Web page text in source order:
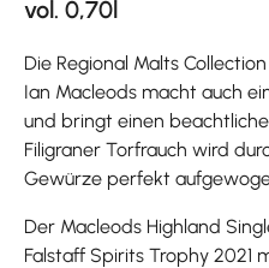
vol. 0,70l
Die Regional Malts
Ian Macleods macht auch
und bringt einen
Filigraner Torfrauch wird
Gewürze perfekt
Der Macleods Highland
Falstaff Spirits Trophy 2021